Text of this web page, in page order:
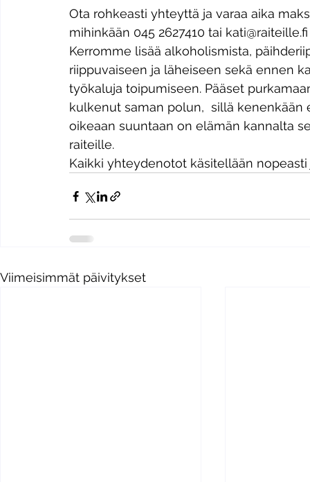
Ota rohkeasti yhteyttä ja varaa aika
mihinkään 045 2627410 tai kati@raiteille.fi
Kerromme lisää alkoholismista,
riippuvaiseen ja läheiseen sekä ennen
työkaluja toipumiseen. Pääset
kulkenut saman polun,  sillä
oikeaan suuntaan on elämän kannalta
raiteille.
​Kaikki yhteydenotot käsitellään
Viimeisimmät päivitykset